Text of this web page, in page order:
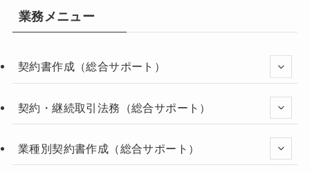
業務メニュー
契約書作成（総合サポート）
契約・継続取引法務（総合サポート）
業種別契約書作成（総合サポート）